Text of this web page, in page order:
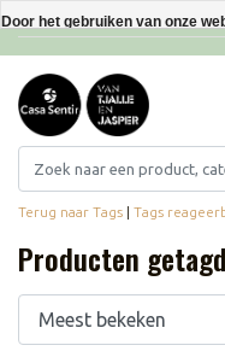
Terug naar Tags | Tags
Producten
Door het gebruiken van onze